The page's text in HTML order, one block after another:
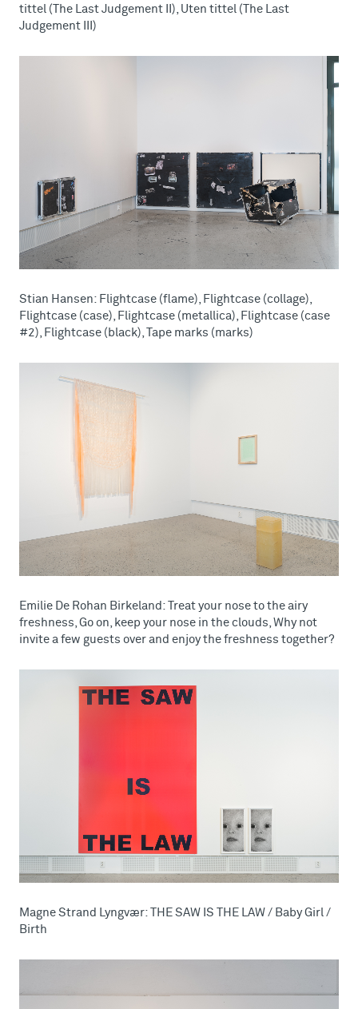
tittel (The Last Judgement II), Uten tittel (The Last
Judgement III)
Stian Hansen: Flightcase (flame), Flightcase (collage),
Flightcase (case), Flightcase (metallica), Flightcase (case
#2), Flightcase (black), Tape marks (marks)
Emilie De Rohan Birkeland: Treat your nose to the airy
freshness, Go on, keep your nose in the clouds, Why not
invite a few guests over and enjoy the freshness together?
Magne Strand Lyngvær: THE SAW IS THE LAW / Baby Girl /
Birth